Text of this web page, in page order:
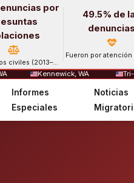
por
civiles (2013–
2024).
49.5% de
denuncias
Fueron por atención
Kennewick, WA
Informes
Especiales
Noticias